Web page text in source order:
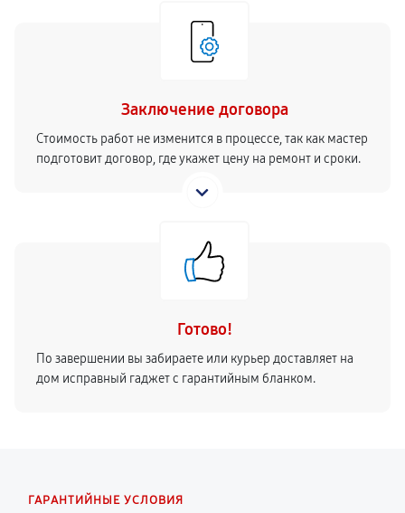
Заключение договора
Стоимость работ не изменится в процессе, так как мастер
подготовит договор, где укажет цену на ремонт и сроки.
Готово!
По завершении вы забираете или курьер доставляет на
дом исправный гаджет с гарантийным бланком.
ГАРАНТИЙНЫЕ УСЛОВИЯ